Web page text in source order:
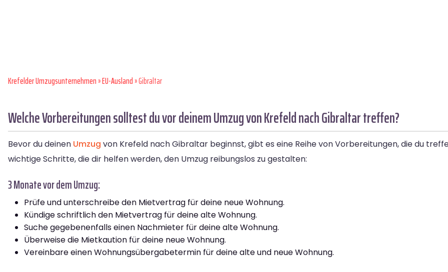
Krefelder Umzugsunternehmen»EU-Ausland» Gibraltar
Welche Vorbereitungen solltest du vor deinem Umzug von Krefeld nach Gibraltar treffen?
Bevor du deinen Umzug von Krefeld nach Gibraltar beginnst, gibt es eine Reihe von Vorbereitungen, die du
wichtige Schritte, die dir helfen werden, den Umzug reibungslos zu gestalten:
3 Monate vor dem Umzug:
Prüfe und unterschreibe den Mietvertrag für deine neue Wohnung.
Kündige schriftlich den Mietvertrag für deine alte Wohnung.
Suche gegebenenfalls einen Nachmieter für deine alte Wohnung.
Überweise die Mietkaution für deine neue Wohnung.
Vereinbare einen Wohnungsübergabetermin für deine alte und neue Wohnung.